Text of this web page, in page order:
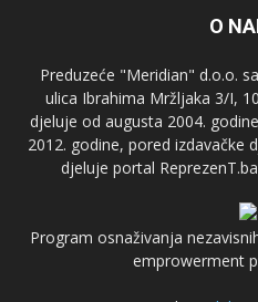
O
Preduzeće "Meridian" d.o.o.
ulica Ibrahima Mržljaka 3/I,
djeluje od augusta 2004.
2012. godine, pored izdavačke
djeluje portal
Program osnaživanja
emprowerment